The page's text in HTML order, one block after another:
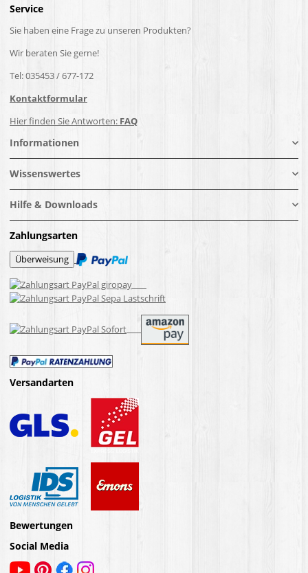
Service
Sie haben eine Frage zu unseren Produkten?
Wir beraten Sie gerne!
Tel: 035453 / 677-172
Kontaktformular
Hier finden Sie Antworten: FAQ
Informationen
Wissenswertes
Hilfe & Downloads
Zahlungsarten
Versandarten
Bewertungen
Social Media